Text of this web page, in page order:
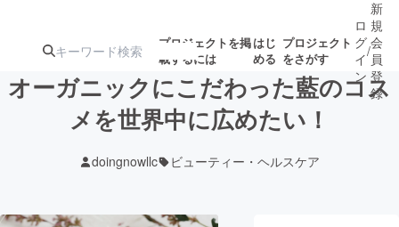
プロジェクトを掲
載するには
はじ
める
プロジェクト
をさがす
ターン
ジェクト
ロジェクト
ロ
グ
イ
ン
/
新
規
会
員
登
録
オーガニックにこだわった藍のコス
メを世界中に広めたい！
doingnowllc ビューティー・ヘルスケア